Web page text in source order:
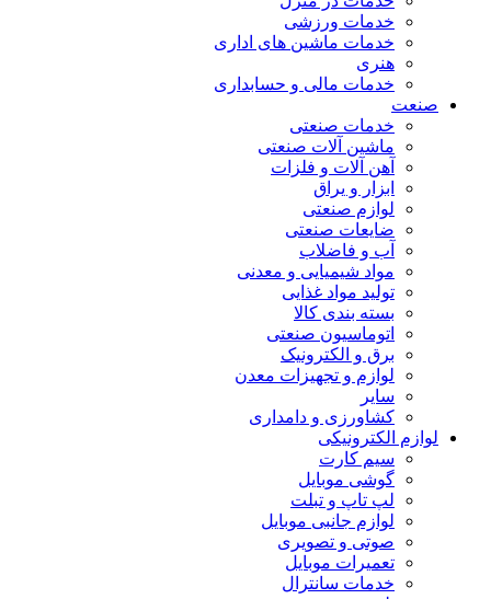
خدمات ورزشی
خدمات ماشین های اداری
هنری
خدمات مالی و حسابداری
صنعت
خدمات صنعتی
ماشین آلات صنعتی
آهن آلات و فلزات
ابزار و یراق
لوازم صنعتی
ضایعات صنعتی
آب و فاضلاب
مواد شیمیایی و معدنی
تولید مواد غذایی
بسته بندی کالا
اتوماسیون صنعتی
برق و الکترونیک
لوازم و تجهیزات معدن
سایر
کشاورزی و دامداری
لوازم الکترونیکی
سیم کارت
گوشی موبایل
لپ تاپ و تبلت
لوازم جانبی موبایل
صوتی و تصویری
تعمیرات موبایل
خدمات سانترال